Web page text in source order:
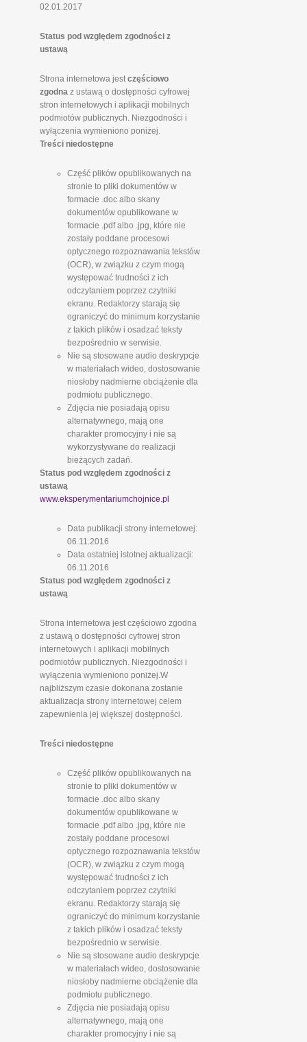
02.01.2017
Status pod względem zgodności z
ustawą
Strona internetowa jestczęściowo
zgodnaz ustawą o dostępności cyfrowej
stron internetowych i aplikacji mobilnych
podmiotów publicznych. Niezgodności i
wyłączenia wymieniono poniżej.
Treści niedostępne
Część plików opublikowanych na
stronie to pliki dokumentów w
formacie .doc albo skany
dokumentów opublikowane w
formacie .pdf albo .jpg, które nie
zostały poddane procesowi
optycznego rozpoznawania tekstów
(OCR), w związku z czym mogą
występować trudności z ich
odczytaniem poprzez czytniki
ekranu. Redaktorzy starają się
ograniczyć do minimum korzystanie
z takich plików i osadzać teksty
bezpośrednio w serwisie.
Nie są stosowane audio deskrypcje
w materiałach wideo, dostosowanie
niosłoby nadmierne obciążenie dla
podmiotu publicznego.
Zdjęcia nie posiadają opisu
alternatywnego, mają one
charakter promocyjny i nie są
wykorzystywane do realizacji
bieżących zadań.
Status pod względem zgodności z
ustawą
www.eksperymentariumchojnice.pl
Data publikacji strony internetowej:
06.11.2016
Data ostatniej istotnej aktualizacji:
06.11.2016
Status pod względem zgodności z
ustawą
Strona internetowa jest częściowo zgodna
z ustawą o dostępności cyfrowej stron
internetowych i aplikacji mobilnych
podmiotów publicznych. Niezgodności i
wyłączenia wymieniono poniżej.W
najbliższym czasie dokonana zostanie
aktualizacja strony internetowej celem
zapewnienia jej większej dostępności.
Treści niedostępne
Część plików opublikowanych na
stronie to pliki dokumentów w
formacie .doc albo skany
dokumentów opublikowane w
formacie .pdf albo .jpg, które nie
zostały poddane procesowi
optycznego rozpoznawania tekstów
(OCR), w związku z czym mogą
występować trudności z ich
odczytaniem poprzez czytniki
ekranu. Redaktorzy starają się
ograniczyć do minimum korzystanie
z takich plików i osadzać teksty
bezpośrednio w serwisie.
Nie są stosowane audio deskrypcje
w materiałach wideo, dostosowanie
niosłoby nadmierne obciążenie dla
podmiotu publicznego.
Zdjęcia nie posiadają opisu
alternatywnego, mają one
charakter promocyjny i nie są